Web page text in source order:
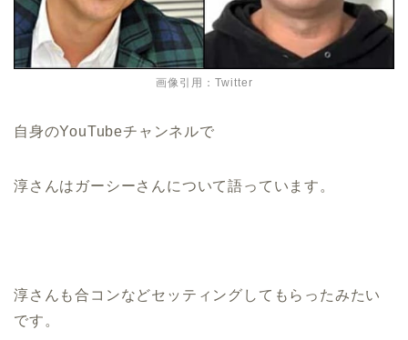
画像引用：Twitter
自身のYouTubeチャンネルで
淳さんはガーシーさんについて語っています。
淳さんも合コンなどセッティングしてもらったみたい
です。